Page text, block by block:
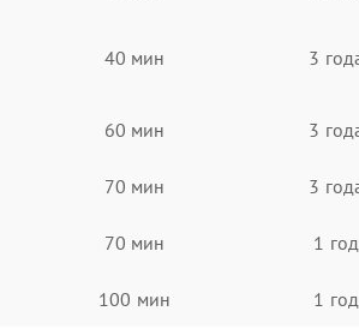
40 мин 3
60 мин 3
70 мин 3
70 мин 1 год
100 мин 1 год